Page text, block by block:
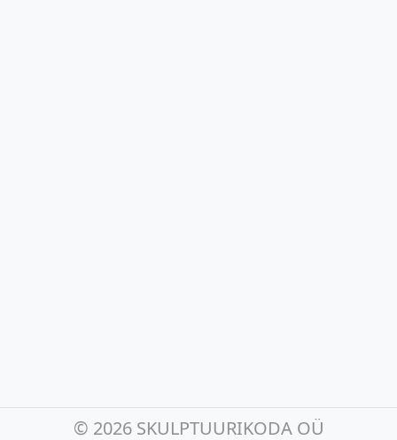
© 2026 SKULPTUURIKODA OÜ